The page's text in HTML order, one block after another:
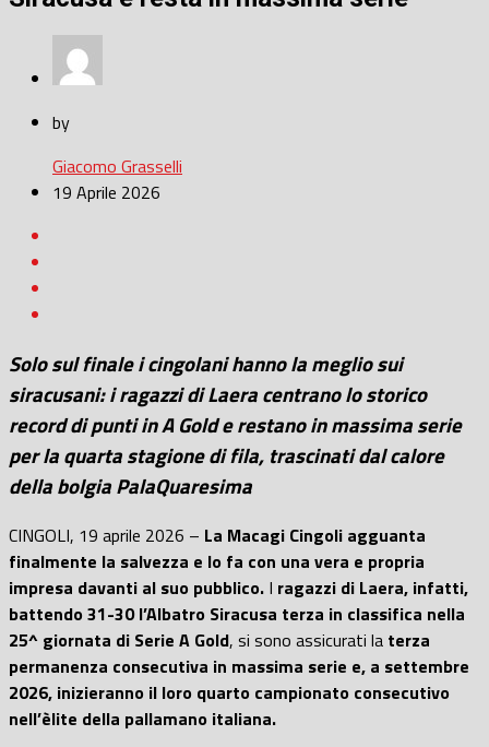
by
Giacomo Grasselli
19 Aprile 2026
Solo sul finale i cingolani hanno la meglio sui
siracusani: i ragazzi di Laera centrano lo storico
record di punti in A Gold e restano in massima serie
per la quarta stagione di fila, trascinati dal calore
della bolgia PalaQuaresima
CINGOLI, 19 aprile 2026 – La Macagi Cingoli agguanta
finalmente la salvezza e lo fa con una vera e propria
impresa davanti al suo pubblico. I ragazzi di Laera, infatti,
battendo 31-30 l’Albatro Siracusa terza in classifica nella
25^ giornata di Serie A Gold, si sono assicurati la terza
permanenza consecutiva in massima serie e, a settembre
2026, inizieranno il loro quarto campionato consecutivo
nell’èlite della pallamano italiana.